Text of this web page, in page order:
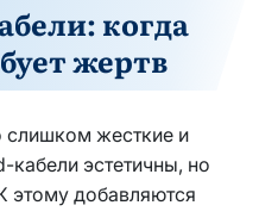
когда
жертв
слишком жесткие и
эстетичны, но
этому добавляются